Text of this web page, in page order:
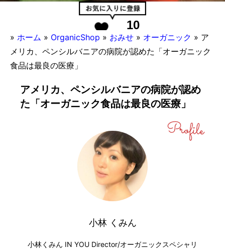
10
» ホーム » OrganicShop » おみせ » オーガニック » ア
メリカ、ペンシルバニアの病院が認めた「オーガニック
食品は最良の医療」
アメリカ、ペンシルバニアの病院が認め
た「オーガニック食品は最良の医療」
小林 くみん
小林くみん IN YOU Director/オーガニックスペシャリ